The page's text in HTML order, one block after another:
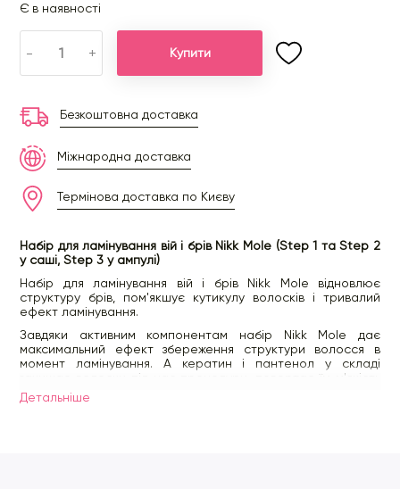
Є в наявності
- + Купити
Безкоштовна доставка
Міжнародна доставка
Термінова доставка по Києву
Набір для ламінування вій і брів Nikk Mole (Step 1 та Step 2
у саші, Step 3 у ампулі)
Набір для ламінування вій і брів Nikk Mole відновлює
структуру брів, пом'якшує кутикулу волосків і тривалий
ефект ламінування.
Завдяки активним компонентам набір Nikk Mole дає
максимальний ефект збереження структури волосся в
момент ламінування. А кератин і пантенол у складі
захищає волоски під час процедури, повертає їм м'якість
та пружність.
Детальнiше